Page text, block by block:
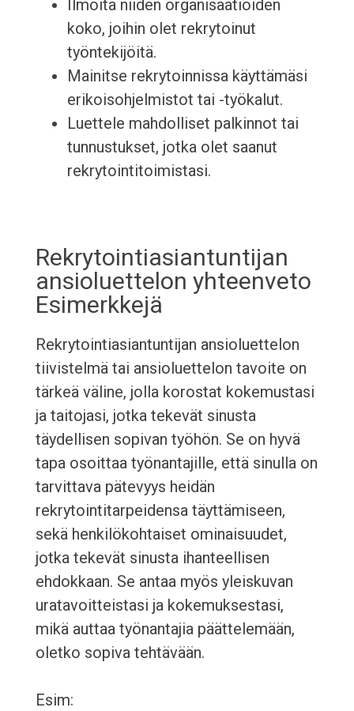
Ilmoita niiden organisaatioiden
koko, joihin olet rekrytoinut
työntekijöitä.
Mainitse rekrytoinnissa käyttämäsi
erikoisohjelmistot tai -työkalut.
Luettele mahdolliset palkinnot tai
tunnustukset, jotka olet saanut
rekrytointitoimistasi.
Rekrytointiasiantuntijan
ansioluettelon yhteenveto
Esimerkkejä
Rekrytointiasiantuntijan ansioluettelon
tiivistelmä tai ansioluettelon tavoite on
tärkeä väline, jolla korostat kokemustasi
ja taitojasi, jotka tekevät sinusta
täydellisen sopivan työhön. Se on hyvä
tapa osoittaa työnantajille, että sinulla on
tarvittava pätevyys heidän
rekrytointitarpeidensa täyttämiseen,
sekä henkilökohtaiset ominaisuudet,
jotka tekevät sinusta ihanteellisen
ehdokkaan. Se antaa myös yleiskuvan
uratavoitteistasi ja kokemuksestasi,
mikä auttaa työnantajia päättelemään,
oletko sopiva tehtävään.
Esim: